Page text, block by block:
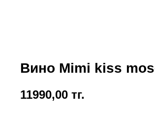
Вино Mimi kiss
11990,00 тг.